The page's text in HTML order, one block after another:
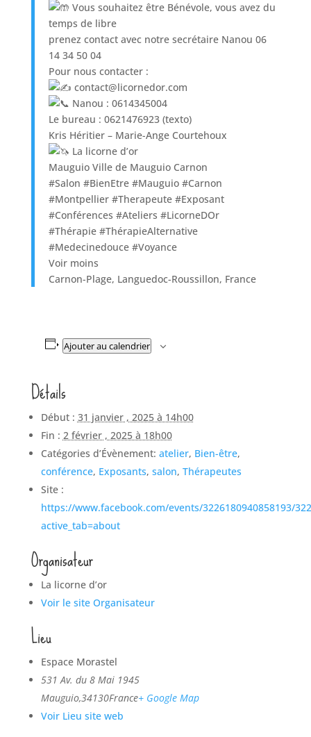
Vous souhaitez être Bénévole, vous avez du
temps de libre
prenez contact avec notre secrétaire Nanou 06
14 34 50 04
Pour nous contacter :
contact@licornedor.com
Nanou : 0614345004
Le bureau : 0621476923 (texto)
Kris Héritier – Marie-Ange Courtehoux
La licorne d’or
Mauguio Ville de Mauguio Carnon
#Salon #BienEtre #Mauguio #Carnon
#Montpellier #Therapeute #Exposant
#Conférences #Ateliers #LicorneDOr
#Thérapie #ThérapieAlternative
#Medecinedouce #Voyance
Voir moins
Carnon-Plage, Languedoc-Roussillon, France
Ajouter au calendrier
Détails
Début : 31 janvier , 2025 à 14h00
Fin : 2 février , 2025 à 18h00
Catégories d’Évènement: atelier, Bien-être,
conférence, Exposants, salon, Thérapeutes
Site :
https://www.facebook.com/events/3226180940858193/
active_tab=about
Organisateur
La licorne d’or
Voir le site Organisateur
Lieu
Espace Morastel
531 Av. du 8 Mai 1945
Mauguio,34130France+ Google Map
Voir Lieu site web